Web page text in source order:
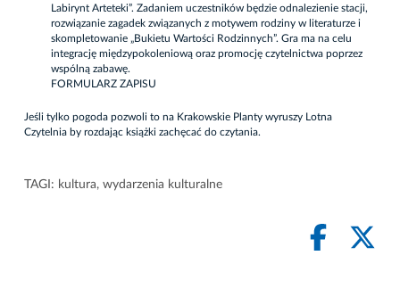
Labirynt Arteteki”. Zadaniem uczestników będzie odnalezienie stacji,
rozwiązanie zagadek związanych z motywem rodziny w literaturze i
skompletowanie „Bukietu Wartości Rodzinnych”. Gra ma na celu
integrację międzypokoleniową oraz promocję czytelnictwa poprzez
wspólną zabawę.
FORMULARZ ZAPISU
Jeśli tylko pogoda pozwoli to na Krakowskie Planty wyruszy Lotna
Czytelnia by rozdając książki zachęcać do czytania.
TAGI: kultura, wydarzenia kulturalne